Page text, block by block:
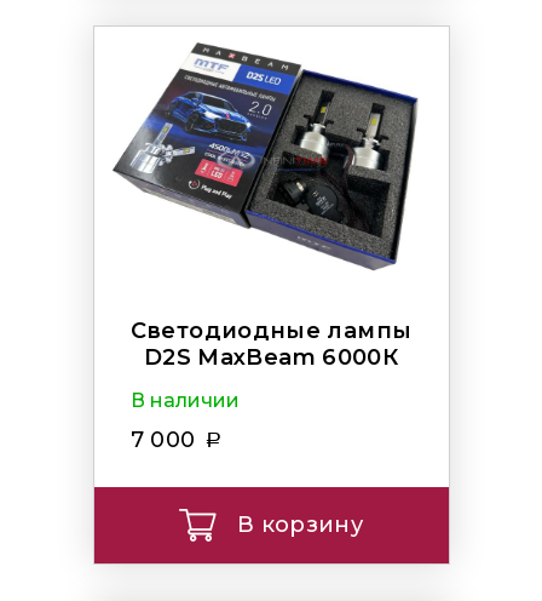
Светодиодные лампы
D2S MaxBeam 6000К
В наличии
7 000
В корзину